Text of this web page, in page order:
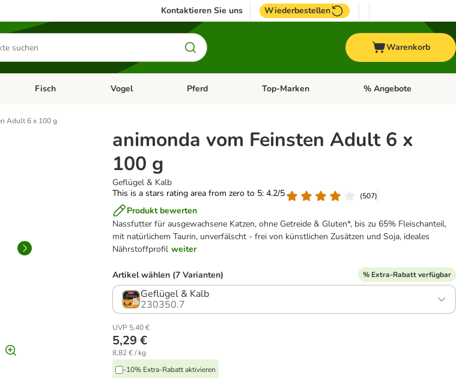
Kontaktieren Sie uns Wiederbestellen
Warenkorb
öffnen: Hundefutter & Zubehör
Kategorie-Menü öffnen: Kleintier
Fisch Kategorie-Menü öffnen: Fisch
Vogel Kategorie-Menü öffnen: Vogel
Pferd Kategorie-Menü öffnen: Pferd
Top-Marken Kategorie-Menü öffnen:
% Angebote
Adult 6 x 100 g
animonda vom Feinsten Adult 6 x
100 g
Geflügel & Kalb
This is a stars rating area from zero to 5: 4.2/5
(507)
Produkt bewerten
Nassfutter für ausgewachsene Katzen, ohne Getreide & Gluten*, bis zu 65% Fleischanteil,
mit natürlichem Taurin, unverfälscht - frei von künstlichen Zusätzen und Soja, ideales
Nährstoffprofil weiter
Artikel wählen (7 Varianten) % Extra-Rabatt verfügbar
Geflügel & Kalb
230350.7
UVP 5,40 €
5,29 €
8,82 € / kg
-10% Extra-Rabatt aktivieren